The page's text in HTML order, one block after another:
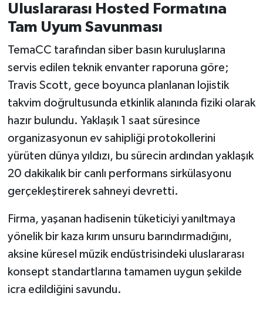
Uluslararası Hosted Formatına
Tam Uyum Savunması
TemaCC tarafından siber basın kuruluşlarına
servis edilen teknik envanter raporuna göre;
Travis Scott, gece boyunca planlanan lojistik
takvim doğrultusunda etkinlik alanında fiziki olarak
hazır bulundu. Yaklaşık 1 saat süresince
organizasyonun ev sahipliği protokollerini
yürüten dünya yıldızı, bu sürecin ardından yaklaşık
20 dakikalık bir canlı performans sirkülasyonu
gerçekleştirerek sahneyi devretti.
Firma, yaşanan hadisenin tüketiciyi yanıltmaya
yönelik bir kaza kırım unsuru barındırmadığını,
aksine küresel müzik endüstrisindeki uluslararası
konsept standartlarına tamamen uygun şekilde
icra edildiğini savundu.